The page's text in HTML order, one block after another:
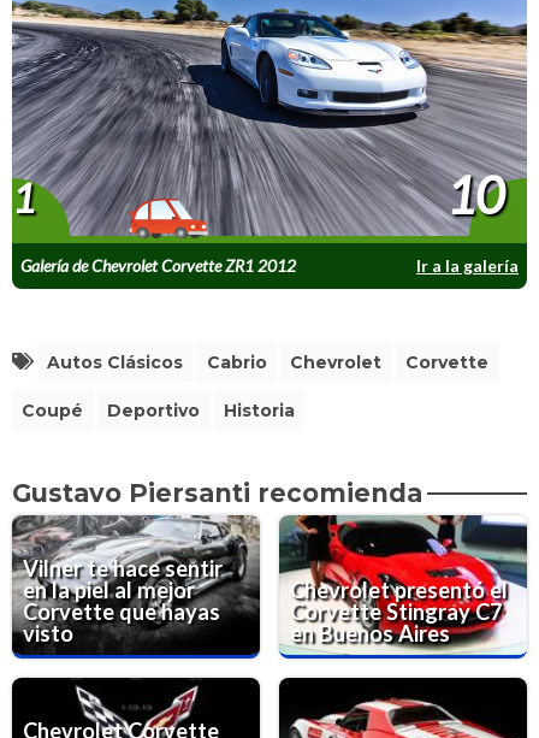
Galería de Chevrolet Corvette ZR1 2012
prueba
Ir a la galería
1 10
Autos Clásicos Cabrio Chevrolet Corvette
Coupé Deportivo Historia
Gustavo Piersanti recomienda
Vilner te hace sentir
en la piel al mejor
Corvette que hayas
visto
Chevrolet presentó el
Corvette Stingray C7
en Buenos Aires
Chevrolet Corvette